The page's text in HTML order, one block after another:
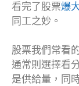
看完了股票爆
同工之妙。
股票我們常看
通常則選擇看
是供給量，同